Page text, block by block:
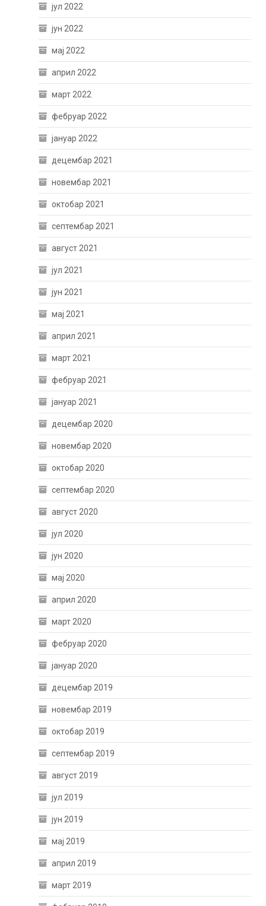
јул 2022
јун 2022
мај 2022
април 2022
март 2022
фебруар 2022
јануар 2022
децембар 2021
новембар 2021
октобар 2021
септембар 2021
август 2021
јул 2021
јун 2021
мај 2021
април 2021
март 2021
фебруар 2021
јануар 2021
децембар 2020
новембар 2020
октобар 2020
септембар 2020
август 2020
јул 2020
јун 2020
мај 2020
април 2020
март 2020
фебруар 2020
јануар 2020
децембар 2019
новембар 2019
октобар 2019
септембар 2019
август 2019
јул 2019
јун 2019
мај 2019
април 2019
март 2019